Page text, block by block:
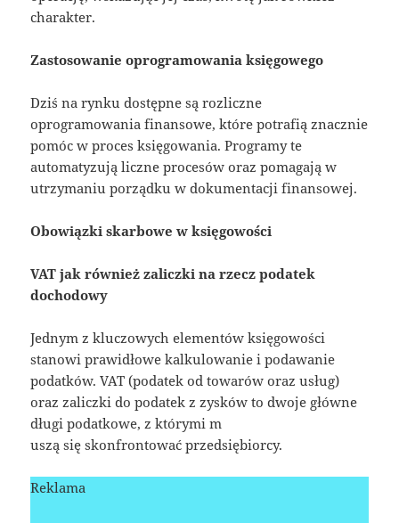
charakter.
Zastosowanie oprogramowania księgowego
Dziś na rynku dostępne są rozliczne
oprogramowania finansowe, które potrafią znacznie
pomóc w proces księgowania. Programy te
automatyzują liczne procesów oraz pomagają w
utrzymaniu porządku w dokumentacji finansowej.
Obowiązki skarbowe w księgowości
VAT jak również zaliczki na rzecz podatek
dochodowy
Jednym z kluczowych elementów księgowości
stanowi prawidłowe kalkulowanie i podawanie
podatków. VAT (podatek od towarów oraz usług)
oraz zaliczki do podatek z zysków to dwoje główne
długi podatkowe, z którymi m
uszą się skonfrontować przedsiębiorcy.
Reklama